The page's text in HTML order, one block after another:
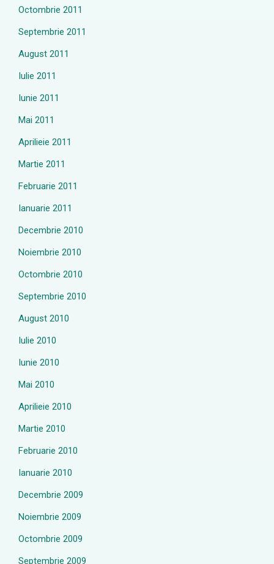
Octombrie 2011
Septembrie 2011
August 2011
Iulie 2011
Iunie 2011
Mai 2011
Aprilieie 2011
Martie 2011
Februarie 2011
Ianuarie 2011
Decembrie 2010
Noiembrie 2010
Octombrie 2010
Septembrie 2010
August 2010
Iulie 2010
Iunie 2010
Mai 2010
Aprilieie 2010
Martie 2010
Februarie 2010
Ianuarie 2010
Decembrie 2009
Noiembrie 2009
Octombrie 2009
Septembrie 2009